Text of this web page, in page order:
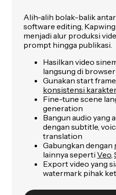
Alih-alih bolak-balik
software editing,
menjadi alur produksi
prompt hingga publikasi.
Hasilkan video
langsung di
Gunakan start
konsistensi
Fine-tune scene
generation
Bangun audio yang
dengan subtitle,
translation
Gabungkan dengan
lainnya seperti Veo,
Export video yang
watermark pihak